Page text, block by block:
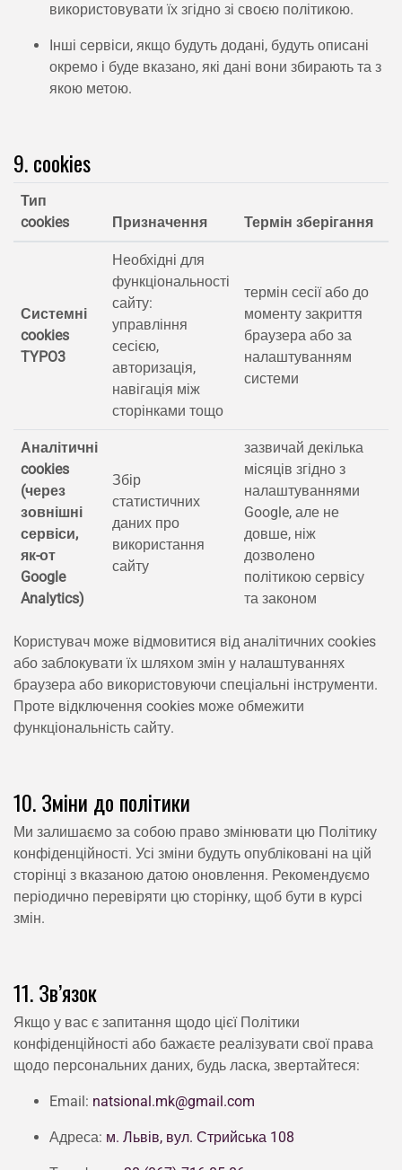
використовувати їх згідно зі своєю політикою.
Інші сервіси, якщо будуть додані, будуть описані
окремо і буде вказано, які дані вони збирають та з
якою метою.
9. cookies
Тип
cookies
Призначення Термін зберігання
Системні
cookies
TYPO3
Необхідні для
функціональності
сайту:
управління
сесією,
авторизація,
навігація між
сторінками тощо
термін сесії або до
моменту закриття
браузера або за
налаштуванням
системи
Аналітичні
cookies
(через
зовнішні
сервіси,
як-от
Google
Analytics)
Збір
статистичних
даних про
використання
сайту
зазвичай декілька
місяців згідно з
налаштуваннями
Google, але не
довше, ніж
дозволено
політикою сервісу
та законом
Користувач може відмовитися від аналітичних cookies
або заблокувати їх шляхом змін у налаштуваннях
браузера або використовуючи спеціальні інструменти.
Проте відключення cookies може обмежити
функціональність сайту.
10. Зміни до політики
Ми залишаємо за собою право змінювати цю Політику
конфіденційності. Усі зміни будуть опубліковані на цій
сторінці з вказаною датою оновлення. Рекомендуємо
періодично перевіряти цю сторінку, щоб бути в курсі
змін.
11. Зв’язок
Якщо у вас є запитання щодо цієї Політики
конфіденційності або бажаєте реалізувати свої права
щодо персональних даних, будь ласка, звертайтеся:
Email: natsional.mk@gmail.com
Адреса: м. Львів, вул. Стрийська 108